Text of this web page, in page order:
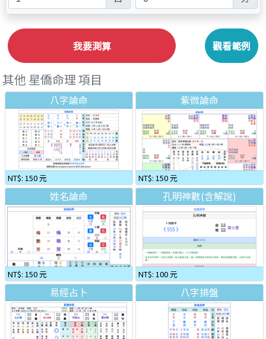
我要測算 觀看範例
其他 星僑命理 項目
八字論命
NT$: 150 元
紫微論命
NT$: 150 元
姓名論命
NT$: 150 元
孔明神數(含解說)
NT$: 100 元
易經占卜 八字排盤